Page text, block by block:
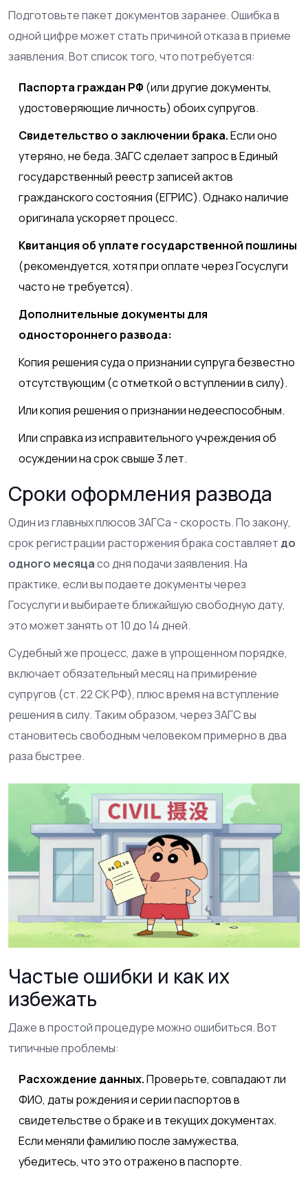
Подготовьте пакет документов заранее. Ошибка в
одной цифре может стать причиной отказа в приеме
заявления. Вот список того, что потребуется:
Паспорта граждан РФ (или другие документы,
удостоверяющие личность) обоих супругов.
Свидетельство о заключении брака.Если оно
утеряно, не беда. ЗАГС сделает запрос в Единый
государственный реестр записей актов
гражданского состояния (ЕГРИС). Однако наличие
оригинала ускоряет процесс.
Квитанция об уплате государственной пошлины
(рекомендуется, хотя при оплате через Госуслуги
часто не требуется).
Дополнительные документы для
одностороннего развода:
Копия решения суда о признании супруга безвестно
отсутствующим (с отметкой о вступлении в силу).
Или копия решения о признании недееспособным.
Или справка из исправительного учреждения об
осуждении на срок свыше 3 лет.
Сроки оформления развода
Один из главных плюсов ЗАГСа - скорость. По закону,
срок регистрации расторжения брака составляет до
одного месяцасо дня подачи заявления. На
практике, если вы подаете документы через
Госуслуги и выбираете ближайшую свободную дату,
это может занять от 10 до 14 дней.
Судебный же процесс, даже в упрощенном порядке,
включает обязательный месяц на примирение
супругов (ст. 22 СК РФ), плюс время на вступление
решения в силу. Таким образом, через ЗАГС вы
становитесь свободным человеком примерно в два
раза быстрее.
Частые ошибки и как их
избежать
Даже в простой процедуре можно ошибиться. Вот
типичные проблемы:
Расхождение данных.Проверьте, совпадают ли
ФИО, даты рождения и серии паспортов в
свидетельстве о браке и в текущих документах.
Если меняли фамилию после замужества,
убедитесь, что это отражено в паспорте.